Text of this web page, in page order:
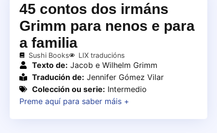
45 contos dos irmáns
Grimm para nenos e para
a familia
Sushi Books LIX traducións
Texto de: Jacob e Wilhelm Grimm
Tradución de: Jennifer Gómez Vilar
Colección ou serie: Intermedio
Preme aquí para saber máis +